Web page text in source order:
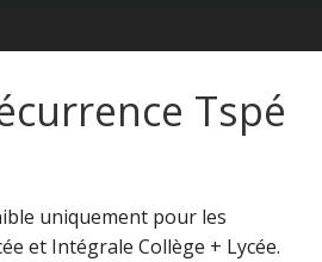
Tspé
uniquement pour les
et Intégrale Collège + Lycée.